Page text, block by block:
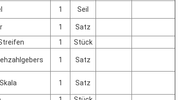
1 Seil
1
Satz
1 Stück
1 Satz
1 Satz